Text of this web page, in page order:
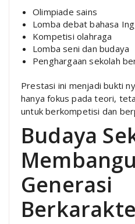
Olimpiade sains
Lomba debat bahasa
Kompetisi olahraga
Lomba seni dan budaya
Penghargaan sekolah
Prestasi ini menjadi bukti
hanya fokus pada teori,
untuk berkompetisi dan
Budaya
Generasi